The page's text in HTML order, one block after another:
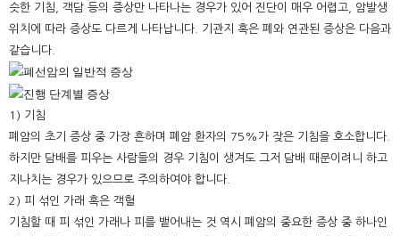
슷한 기침, 객담 등의 증상만 나타나는 경우가 있어 진단이 매우 어렵고, 암발생
위치에 따라 증상도 다르게 나타납니다. 기관지 혹은 폐와 연관된 증상은 다음과
같습니다.
1) 기침
폐암의 초기 증상 중 가장 흔하며 폐암 환자의 75%가 잦은 기침을 호소합니다.
하지만 담배를 피우는 사람들의 경우 기침이 생겨도 그저 담배 때문이려니 하고
지나치는 경우가 있으므로 주의하여야 합니다.
2) 피 섞인 가래 혹은 객혈
기침할 때 피 섞인 가래나 피를 뱉어내는 것 역시 폐암의 중요한 증상 중 하나인